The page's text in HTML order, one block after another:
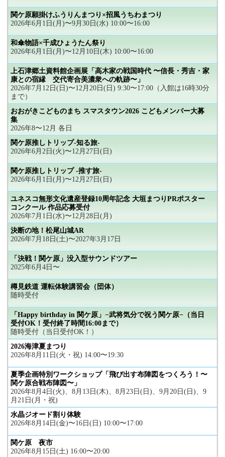
関ケ原願掛けふうりんまつり×招風うちわまつり
2026年6月1日(月)〜9月30日(水) 10:00〜16:00
和傘物語×千成ひょうたん祭り
2026年6月1日(月)〜12月10日(木) 10:00〜16:00
上石津郷土資料館企画展「高木家の戦国時代 〜信長・秀吉・家
康との宿縁 交代寄合美濃衆への軌跡〜」
2026年7月12日(日)〜12月20日(日) 9:30〜17:00（入館は16時30分
まで）
おおがきこどものまち スマスタウン2026 こどもメンバー大募
集
2026年8〜12月 各日
関ケ原推しトリップ-知る旅-
2026年6月2日(火)〜12月27日(日)
関ケ原推しトリップ -推す旅-
2026年6月1日(月)〜12月27日(日)
ユネスコ無形文化遺産登録10周年記念 大垣まつりPRポスター
コンクール 作品応募受付
2026年7月1日(水)〜12月28日(月)
決断の地！松尾山城AR
2026年7月18日(土)〜2027年3月17日
「決戦！関ケ原」没入型サウンドツアー
2025年6月4日〜
樽見鉄道 運転体験講習会（団体）
随時受付
「Happy birthday in 関ケ原」−武将気分で祝う関ケ原−（当日
受付OK！受付終了時間16:00まで）
随時受付（当日受付OK！）
2026海津夏まつり
2026年8月11日(火・祝) 14:00〜19:30
夏季企画特別ワークショップ「飛び出す布陣図をつくろう！〜
関ケ原合戦布陣図〜」
2026年8月4日(火)、8月13日(木)、8月23日(日)、9月20日(日)、9
月21日(月・祝)
水晶ジオード割り体験
2026年8月14日(金)〜16日(日) 10:00〜17:00
関ケ原 夜市
2026年8月15日(土) 16:00〜20:00